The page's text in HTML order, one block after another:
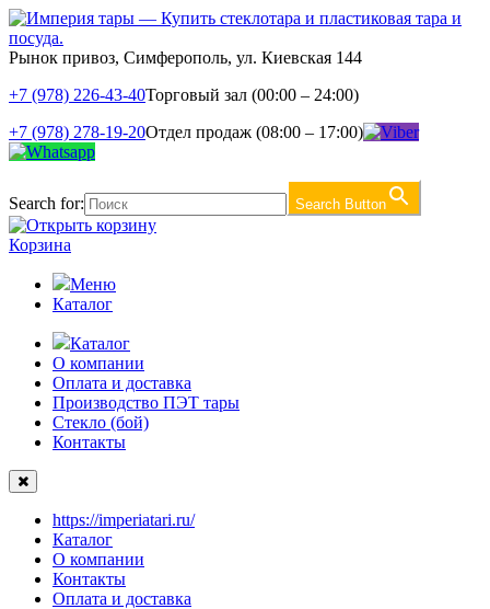
Рынок привоз, Симферополь, ул. Киевская 144
+7 (978) 226-43-40Торговый зал (00:00 – 24:00)
+7 (978) 278-19-20Отдел продаж (08:00 – 17:00)
Search for: Search Button
Корзина
Меню
Каталог
Каталог
О компании
Оплата и доставка
Производство ПЭТ тары
Стекло (бой)
Контакты
https://imperiatari.ru/
Каталог
О компании
Контакты
Оплата и доставка